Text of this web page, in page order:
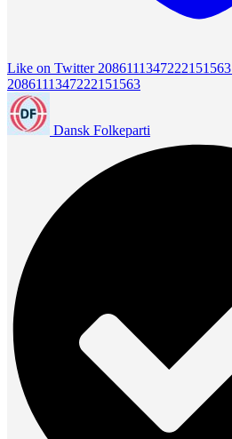
Like on Twitter 2086111347222151563
2086111347222151563
Dansk Folkeparti